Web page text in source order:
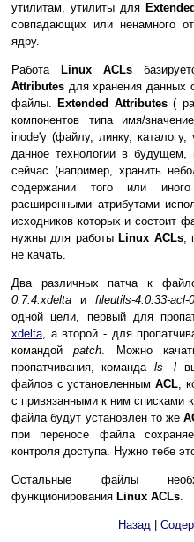
утилитам, утилиты для
совпадающих или ненамного
ядру.
Работа Linux ACLs
Attributes для хранения данных
файлы. Extended Attributes(
компонентов типа имя/
inode'у (файлу, линку, каталогу,
данное технологии в
сейчас (например, хранить
содержании того или
расширенными атрибутами
исходников которых и состоит
нужны для работы Linux ACLs,
не качать.
Два различных патча к
0.7.4.xdelta и fileutils-4.0.33-acl-
одной цели, первый для
xdelta, а второй - для
командойpatch. Можно
пропатчивания, команда ls -l
файлов с установленным ACL,
с привязанными к ним списками
файла будут установлен то же
при переносе файла
контроля доступа. Нужно тебе
Остальные файлы
функционирования Linux ACLs.
Назад|